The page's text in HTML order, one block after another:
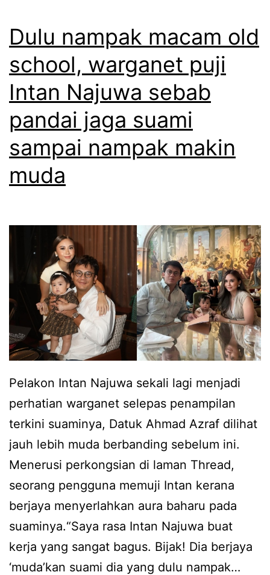
d
a
h
a
a
h
R
a
n
R
u
z
a
i
n
i
b
a
y
a
r
R
M
1
u
b
e
g
t
u
t
,
I
n
t
a
n
N
a
j
u
w
a
t
i
Dulu nampak macam old
school, warganet puji
Intan Najuwa sebab
pandai jaga suami
sampai nampak makin
muda
Pelakon Intan Najuwa sekali lagi menjadi
perhatian warganet selepas penampilan
terkini suaminya, Datuk Ahmad Azraf dilihat
jauh lebih muda berbanding sebelum ini.
Menerusi perkongsian di laman Thread,
seorang pengguna memuji Intan kerana
berjaya menyerlahkan aura baharu pada
suaminya.“Saya rasa Intan Najuwa buat
kerja yang sangat bagus. Bijak! Dia berjaya
‘muda’kan suami dia yang dulu nampak…